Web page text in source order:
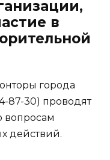
в
города
87-30) проводят
вопросам
действий.